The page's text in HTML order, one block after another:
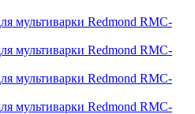
мультиварки Redmond RMC-
мультиварки Redmond RMC-
мультиварки Redmond RMC-
мультиварки Redmond RMC-